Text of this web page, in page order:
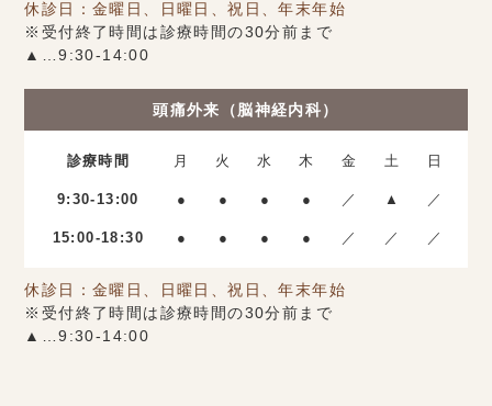
休診日：金曜日、日曜日、祝日、年末年始
※受付終了時間は診療時間の30分前まで
▲…9:30-14:00
頭痛外来（脳神経内科）
診療時間 月 火 水 木 金 土 日
9:30-13:00 ● ● ● ● ／ ▲ ／
15:00-18:30 ● ● ● ● ／ ／ ／
休診日：金曜日、日曜日、祝日、年末年始
※受付終了時間は診療時間の30分前まで
▲…9:30-14:00